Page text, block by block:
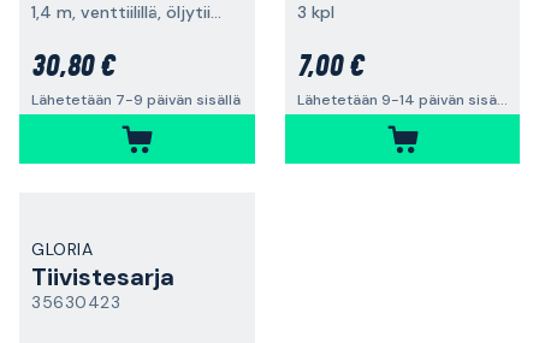
1,4 m, venttiilillä, öljytiivis
30,80 €
Lähetetään 7-9 päivän sisällä
3 kpl
7,00 €
Lähetetään 9-14 päivän sisällä
GLORIA
Tiivistesarja
35630423